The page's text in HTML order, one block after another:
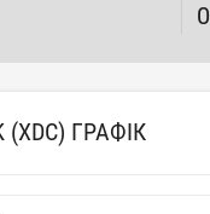
0
(XDC) ГРАФІК